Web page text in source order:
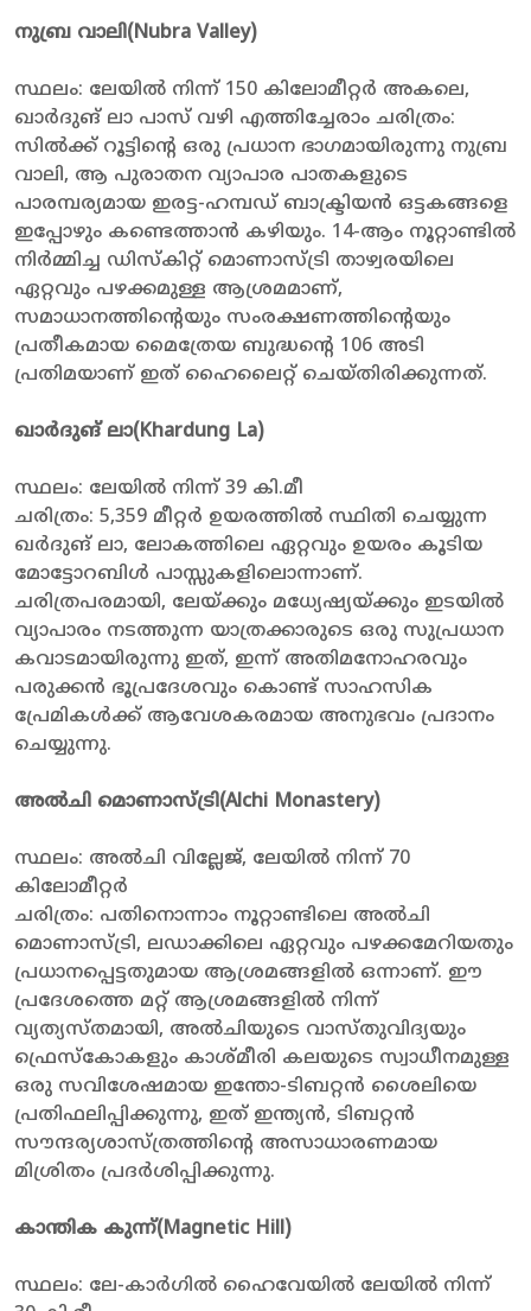
നുബ്ര വാലി(Nubra Valley)
സ്ഥലം: ലേയിൽ നിന്ന് 150 കിലോമീറ്റർ അകലെ,
ഖാർദുങ് ലാ പാസ് വഴി എത്തിച്ചേരാം ചരിത്രം:
സിൽക്ക് റൂട്ടിൻ്റെ ഒരു പ്രധാന ഭാഗമായിരുന്നു നുബ്ര
വാലി, ആ പുരാതന വ്യാപാര പാതകളുടെ
പാരമ്പര്യമായ ഇരട്ട-ഹമ്പഡ് ബാക്ട്രിയൻ ഒട്ടകങ്ങളെ
ഇപ്പോഴും കണ്ടെത്താൻ കഴിയും. 14-ആം നൂറ്റാണ്ടിൽ
നിർമ്മിച്ച ഡിസ്കിറ്റ് മൊണാസ്ട്രി താഴ്വരയിലെ
ഏറ്റവും പഴക്കമുള്ള ആശ്രമമാണ്,
സമാധാനത്തിൻ്റെയും സംരക്ഷണത്തിൻ്റെയും
പ്രതീകമായ മൈത്രേയ ബുദ്ധൻ്റെ 106 അടി
പ്രതിമയാണ് ഇത് ഹൈലൈറ്റ് ചെയ്തിരിക്കുന്നത്.
ഖാർദുങ് ലാ(Khardung La)
സ്ഥലം: ലേയിൽ നിന്ന് 39 കി.മീ
ചരിത്രം: 5,359 മീറ്റർ ഉയരത്തിൽ സ്ഥിതി ചെയ്യുന്ന
ഖർദുങ് ലാ, ലോകത്തിലെ ഏറ്റവും ഉയരം കൂടിയ
മോട്ടോറബിൾ പാസ്സുകളിലൊന്നാണ്.
ചരിത്രപരമായി, ലേയ്ക്കും മധ്യേഷ്യയ്ക്കും ഇടയിൽ
വ്യാപാരം നടത്തുന്ന യാത്രക്കാരുടെ ഒരു സുപ്രധാന
കവാടമായിരുന്നു ഇത്, ഇന്ന് അതിമനോഹരവും
പരുക്കൻ ഭൂപ്രദേശവും കൊണ്ട് സാഹസിക
പ്രേമികൾക്ക് ആവേശകരമായ അനുഭവം പ്രദാനം
ചെയ്യുന്നു.
അൽചി മൊണാസ്ട്രി(Alchi Monastery)
സ്ഥലം: അൽചി വില്ലേജ്, ലേയിൽ നിന്ന് 70
കിലോമീറ്റർ
ചരിത്രം: പതിനൊന്നാം നൂറ്റാണ്ടിലെ അൽചി
മൊണാസ്ട്രി, ലഡാക്കിലെ ഏറ്റവും പഴക്കമേറിയതും
പ്രധാനപ്പെട്ടതുമായ ആശ്രമങ്ങളിൽ ഒന്നാണ്. ഈ
പ്രദേശത്തെ മറ്റ് ആശ്രമങ്ങളിൽ നിന്ന്
വ്യത്യസ്തമായി, അൽചിയുടെ വാസ്തുവിദ്യയും
ഫ്രെസ്കോകളും കാശ്മീരി കലയുടെ സ്വാധീനമുള്ള
ഒരു സവിശേഷമായ ഇന്തോ-ടിബറ്റൻ ശൈലിയെ
പ്രതിഫലിപ്പിക്കുന്നു, ഇത് ഇന്ത്യൻ, ടിബറ്റൻ
സൗന്ദര്യശാസ്ത്രത്തിൻ്റെ അസാധാരണമായ
മിശ്രിതം പ്രദർശിപ്പിക്കുന്നു.
കാന്തിക കുന്ന്(Magnetic Hill)
സ്ഥലം: ലേ-കാർഗിൽ ഹൈവേയിൽ ലേയിൽ നിന്ന്